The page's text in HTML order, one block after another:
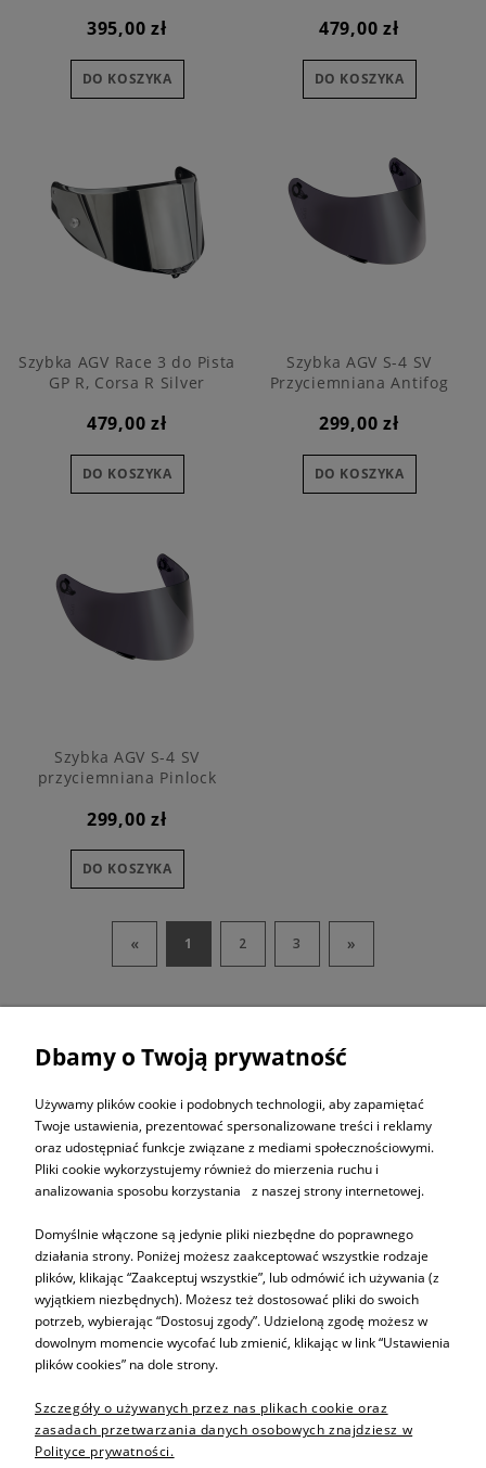
395,00 zł
DO KOSZYKA
479,00 zł
DO KOSZYKA
Szybka AGV Race 3 do Pista
GP R, Corsa R Silver
479,00 zł
DO KOSZYKA
Szybka AGV S-4 SV
Przyciemniana Antifog
299,00 zł
DO KOSZYKA
Szybka AGV S-4 SV
przyciemniana Pinlock
299,00 zł
DO KOSZYKA
« 1 2 3 »
ZAPISZ SIĘ DO
NEWSLETTERA
Informacje
Sprzedaż produktów
Dbamy o Twoją prywatność
Używamy plików cookie i podobnych technologii, aby zapamiętać
Twoje ustawienia, prezentować spersonalizowane treści i reklamy
oraz udostępniać funkcje związane z mediami społecznościowymi.
Pliki cookie wykorzystujemy również do mierzenia ruchu i
analizowania sposobu korzystania z naszej strony internetowej.
Domyślnie włączone są jedynie pliki niezbędne do poprawnego
działania strony. Poniżej możesz zaakceptować wszystkie rodzaje
plików, klikając “Zaakceptuj wszystkie”, lub odmówić ich używania (z
wyjątkiem niezbędnych). Możesz też dostosować pliki do swoich
potrzeb, wybierając “Dostosuj zgody”. Udzieloną zgodę możesz w
dowolnym momencie wycofać lub zmienić, klikając w link “Ustawienia
plików cookies” na dole strony.
Szczegóły o używanych przez nas plikach cookie oraz
zasadach przetwarzania danych osobowych znajdziesz w
Polityce prywatności.